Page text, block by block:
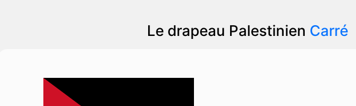
Le drapeau Palestinien Carré